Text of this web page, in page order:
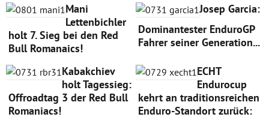
Mani
Lettenbichler
holt 7. Sieg bei den Red
Bull Romanaics!
Josep Garcia:
Dominantester EnduroGP
Fahrer seiner Generation...
Kabakchiev
holt Tagessieg:
Offroadtag 3 der Red Bull
Romaniacs!
ECHT
Endurocup
kehrt an traditionsreichen
Enduro-Standort zurück: